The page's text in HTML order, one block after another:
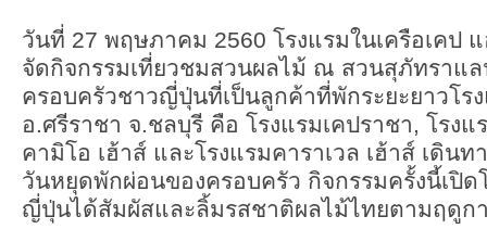
วันที่ 27 พฤษภาคม 2560 โรงแรมในเครือเคป
จัดกิจกรรมเที่ยวชมสวนผลไม้ ณ สวนสุภัทราแล
ครอบครัวชาวญี่ปุ่นที่เป็นลูกค้าที่พักระยะยาวโร
อ.ศรีราชา จ.ชลบุรี คือ โรงแรมเคปราชา, โรง
คามิโอ เฮ้าส์ และโรงแรมคาราเวล เฮ้าส์ เดิน
วันหยุดพักผ่อนของครอบครัว กิจกรรมครั้งนี้เปิ
ญี่ปุ่นได้สัมผัสและลิ้มรสชาติผลไม้ไทยตามฤดูก